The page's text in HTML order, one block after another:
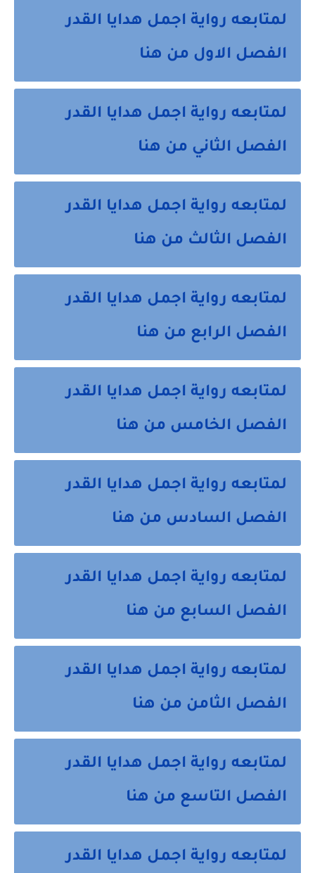
لمتابعه رواية اجمل هدايا القدر
الفصل الاول من هنا
لمتابعه رواية اجمل هدايا القدر
الفصل الثاني من هنا
لمتابعه رواية اجمل هدايا القدر
الفصل الثالث من هنا
لمتابعه رواية اجمل هدايا القدر
الفصل الرابع من هنا
لمتابعه رواية اجمل هدايا القدر
الفصل الخامس من هنا
لمتابعه رواية اجمل هدايا القدر
الفصل السادس من هنا
لمتابعه رواية اجمل هدايا القدر
الفصل السابع من هنا
لمتابعه رواية اجمل هدايا القدر
الفصل الثامن من هنا
لمتابعه رواية اجمل هدايا القدر
الفصل التاسع من هنا
لمتابعه رواية اجمل هدايا القدر